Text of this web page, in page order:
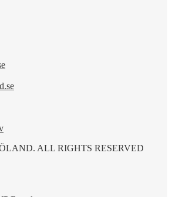
ALL RIGHTS RESERVED